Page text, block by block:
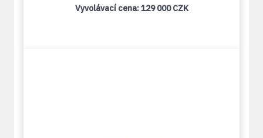
Vyvolávací cena:129 000 CZK